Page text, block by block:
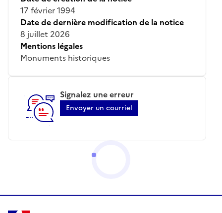
17 février 1994
Date de dernière modification de la notice
8 juillet 2026
Mentions légales
Monuments historiques
Signalez une erreur
Envoyer un courriel